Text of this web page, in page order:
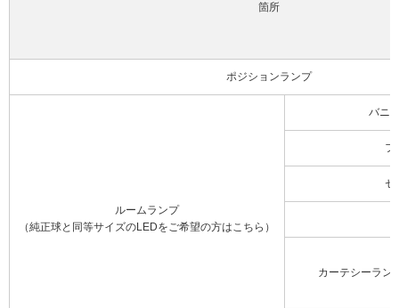
箇所
ポジションランプ
ルームランプ
（純正球と同等サイズのLEDをご希望の方はこちら）
バニ
フ
セ
カーテシーラン